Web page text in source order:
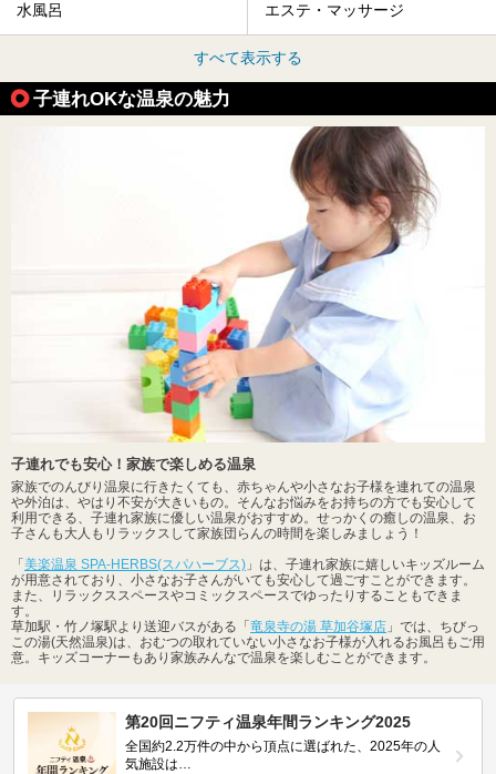
水風呂 エステ・マッサージ
すべて表示する
子連れOKな温泉の魅力
子連れでも安心！家族で楽しめる温泉
家族でのんびり温泉に行きたくても、赤ちゃんや小さなお子様を連れての温泉
や外泊は、やはり不安が大きいもの。そんなお悩みをお持ちの方でも安心して
利用できる、子連れ家族に優しい温泉がおすすめ。せっかくの癒しの温泉、お
子さんも大人もリラックスして家族団らんの時間を楽しみましょう！
「美楽温泉 SPA-HERBS(スパハーブス) 」は、子連れ家族に嬉しいキッズルーム
が用意されており、小さなお子さんがいても安心して過ごすことができます。
また、リラックススペースやコミックスペースでゆったりすることもできま
す。
草加駅・竹ノ塚駅より送迎バスがある「竜泉寺の湯 草加谷塚店 」では、ちびっ
この湯(天然温泉)は、おむつの取れていない小さなお子様が入れるお風呂もご用
意。キッズコーナーもあり家族みんなで温泉を楽しむことができます。
第20回ニフティ温泉年間ランキング2025
全国約2.2万件の中から頂点に選ばれた、2025年の人
気施設は…